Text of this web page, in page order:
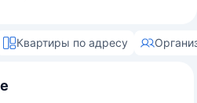
Квартиры по адресу